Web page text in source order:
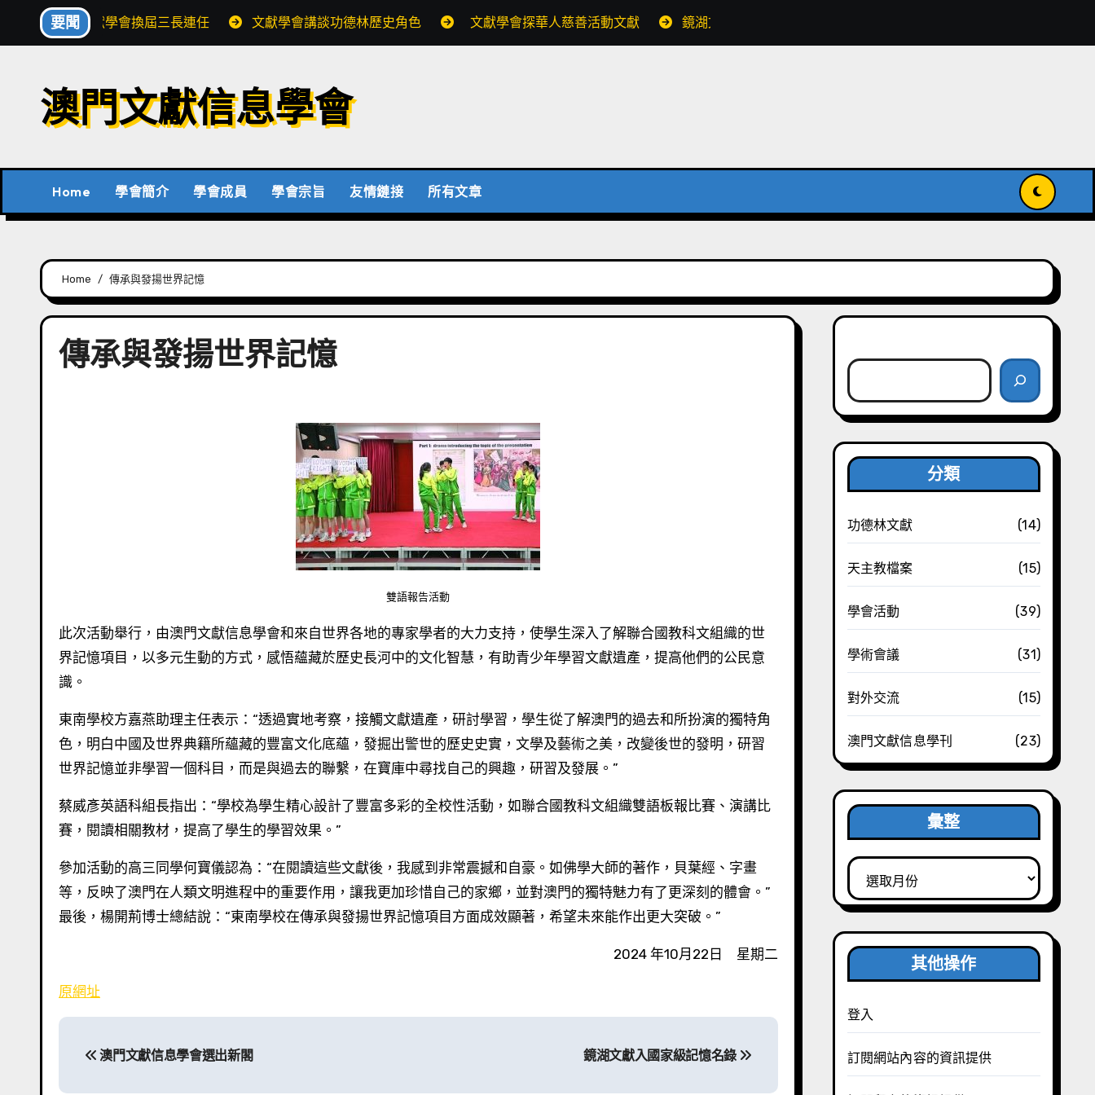
要聞 文獻學會換屆三長連任 文獻學會講談功德林歷史角色 文獻學會探華人慈善活動文獻 鏡湖文獻入國家級記憶名錄
澳門文獻信息學會
Home 學會簡介 學會成員 學會宗旨 友情鏈接 所有文章
Home 傳承與發揚世界記憶
傳承與發揚世界記憶
雙語報告活動
此次活動舉行，由澳門文獻信息學會和來自世界各地的專家學者的大力支持，使學生深入了解聯合國教科文組織的世
界記憶項目，以多元生動的方式，感悟蘊藏於歷史長河中的文化智慧，有助青少年學習文獻遺產，提高他們的公民意
識。
東南學校方嘉燕助理主任表示：“透過實地考察，接觸文獻遺產，研討學習，學生從了解澳門的過去和所扮演的獨特角
色，明白中國及世界典籍所蘊藏的豐富文化底蘊，發掘出警世的歷史史實，文學及藝術之美，改變後世的發明，研習
世界記憶並非學習一個科目，而是與過去的聯繫，在寶庫中尋找自己的興趣，研習及發展。”
蔡威彥英語科組長指出：“學校為學生精心設計了豐富多彩的全校性活動，如聯合國教科文組織雙語板報比賽、演講比
賽，閱讀相關教材，提高了學生的學習效果。”
參加活動的高三同學何寶儀認為：“在閱讀這些文獻後，我感到非常震撼和自豪。如佛學大師的著作，貝葉經、字畫
等，反映了澳門在人類文明進程中的重要作用，讓我更加珍惜自己的家鄉，並對澳門的獨特魅力有了更深刻的體會。”
最後，楊開荊博士總結說：“東南學校在傳承與發揚世界記憶項目方面成效顯著，希望未來能作出更大突破。”
2024 年10月22日 星期二
原網址
文
澳門文獻信息學會選出新閣 鏡湖文獻入國家級記憶名錄
分類
功德林文獻 (14)
天主教檔案 (15)
學會活動 (39)
學術會議 (31)
對外交流 (15)
澳門文獻信息學刊 (23)
彙整
彙
整
其他操作
登入
訂閱網站內容的資訊提供